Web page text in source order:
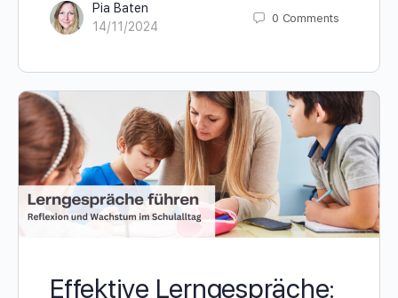
Pia Baten
14/11/2024
0 Comments
Effektive Lerngespräche: